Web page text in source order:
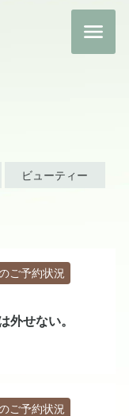
ビューティー
外せない。
ご予約状況
ご予約状況